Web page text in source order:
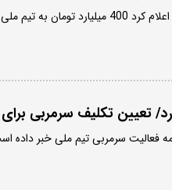
معاونت توسعه و پشتیبانی وزارت ورزش اعلام کرد
تعیین تکلیف سرمربی برای ۶
فعالیت سرمربی تیم ملی خبر داده